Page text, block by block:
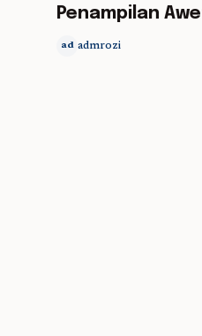
Penampilan
ad admrozi